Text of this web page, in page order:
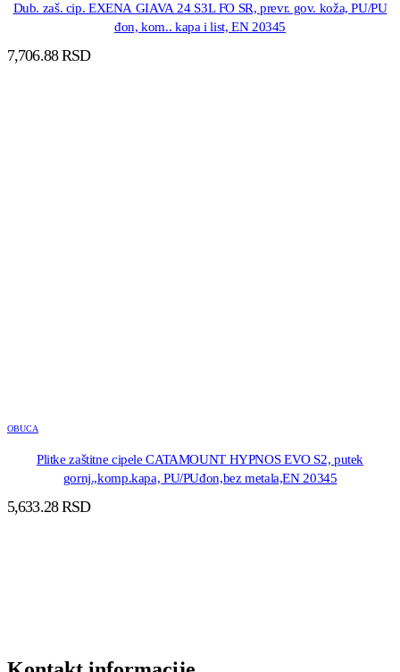
Dub. zaš. cip. EXENA GIAVA 24 S3L FO SR, prevr. gov. koža, PU/PU
đon, kom.. kapa i list, EN 20345
7,706.88RSD
OBUCA
Plitke zaštitne cipele CATAMOUNT HYPNOS EVO S2, putek
gornj.,komp.kapa, PU/PUđon,bez metala,EN 20345
5,633.28RSD